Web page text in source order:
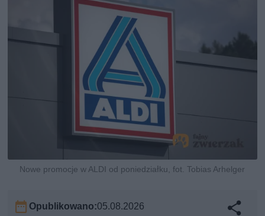
Nowe promocje w ALDI od poniedziałku, fot. Tobias Arhelger
Opublikowano:05.08.2026